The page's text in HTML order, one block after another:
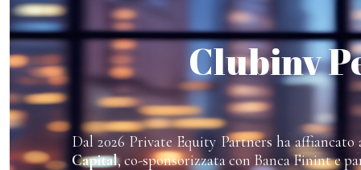
Clubinv
Dal 2026 Private Equity Partners ha
Capital, co-sponsorizzata con Banca Finint e